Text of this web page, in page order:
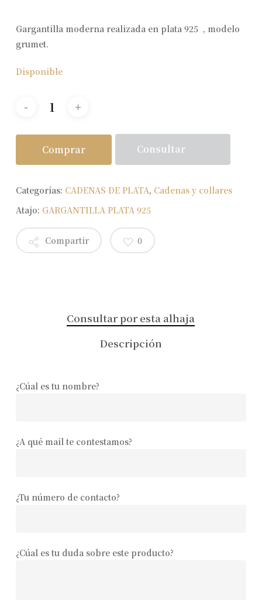
Gargantilla moderna realizada en plata 925 , modelo
grumet.
Disponible
Comprar Consultar
Categorías: CADENAS DE PLATA, Cadenas y collares
Atajo: GARGANTILLA PLATA 925
Compartir 0
Consultar por esta alhaja
Descripción
¿Cúal es tu nombre?
¿A qué mail te contestamos?
¿Tu número de contacto?
¿Cúal es tu duda sobre este producto?